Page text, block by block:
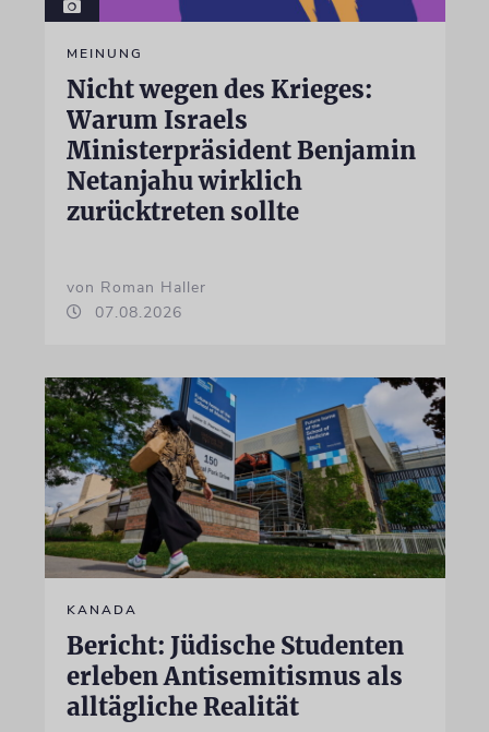
MEINUNG
Nicht wegen des Krieges:
Warum Israels
Ministerpräsident Benjamin
Netanjahu wirklich
zurücktreten sollte
von Roman Haller
07.08.2026
KANADA
Bericht: Jüdische Studenten
erleben Antisemitismus als
alltägliche Realität